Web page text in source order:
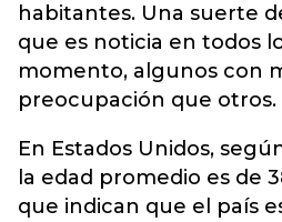
habitantes. Una suerte
que es noticia en todos
momento, algunos con
preocupación que otros.
En Estados Unidos,
la edad promedio es de
que indican que el país